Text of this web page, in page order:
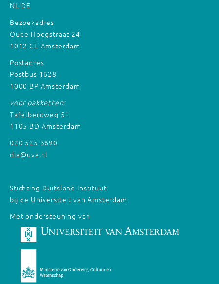
NL DE
Bezoekadres
Oude Hoogstraat 24
1012 CE Amsterdam
Postadres
Postbus 1628
1000 BP Amsterdam
voor pakketten:
Tafelbergweg 51
1105 BD Amsterdam
020 525 3690
dia@uva.nl
Stichting Duitsland Instituut
bij de Universiteit van Amsterdam
Met ondersteuning van